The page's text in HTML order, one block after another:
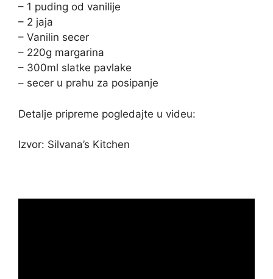
– 1 puding od vanilije
– 2 jaja
– Vanilin secer
– 220g margarina
– 300ml slatke pavlake
– secer u prahu za posipanje
Detalje pripreme pogledajte u videu:
Izvor: Silvana’s Kitchen